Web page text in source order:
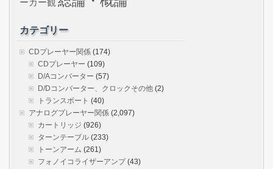
ーカー観
カテゴリー
CDプレーヤー関係 (174)
CDプレーヤー (109)
D/Aコンバーター (57)
D/Dコンバーター、クロックその他 (2)
トランスボート (40)
アナログプレーヤー関係 (2,097)
カートリッジ (926)
ターンテーブル (233)
トーンアーム (261)
フォノイコライザーアンプ(43)